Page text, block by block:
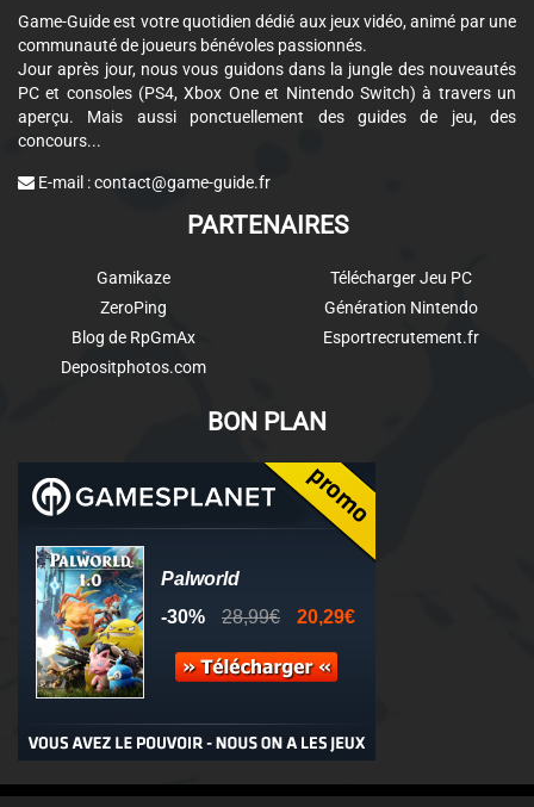
Game-Guide est votre quotidien dédié aux jeux vidéo, animé par une
communauté de joueurs bénévoles passionnés.
Jour après jour, nous vous guidons dans la jungle des nouveautés
PC et consoles (PS4, Xbox One et Nintendo Switch) à travers un
aperçu. Mais aussi ponctuellement des guides de jeu, des
concours...
E-mail :contact@game-guide.fr
PARTENAIRES
Gamikaze
ZeroPing
Blog de RpGmAx
Depositphotos.com
Télécharger Jeu PC
Génération Nintendo
Esportrecrutement.fr
BON PLAN